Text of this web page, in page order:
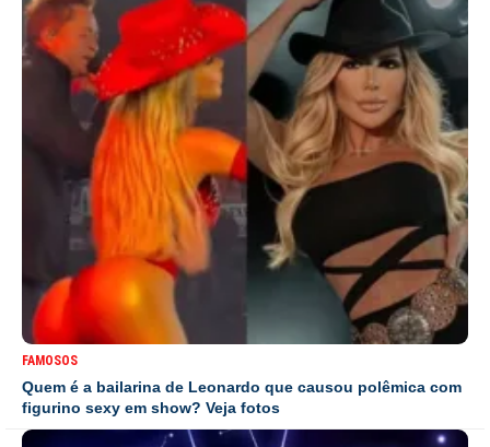
FAMOSOS
Quem é a bailarina de Leonardo que causou polêmica com
figurino sexy em show? Veja fotos